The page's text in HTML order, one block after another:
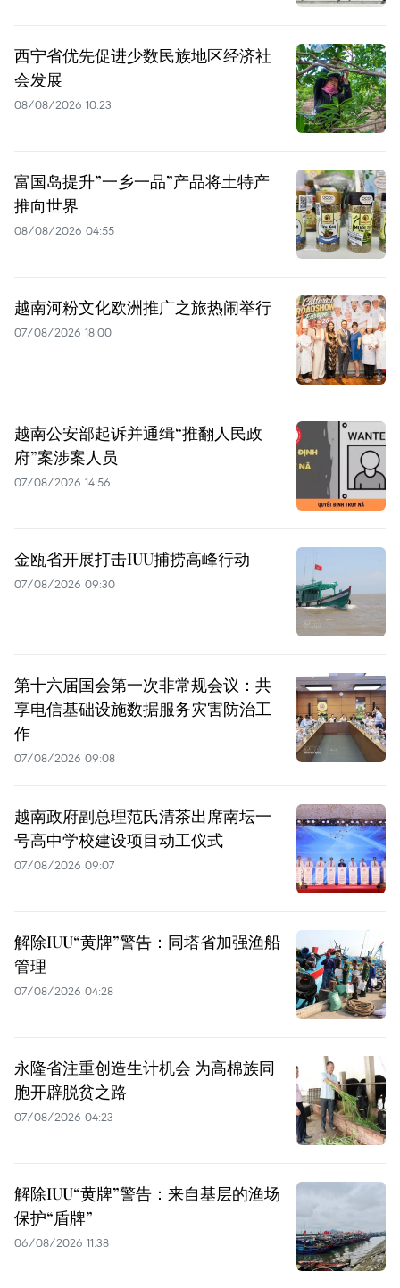
西宁省优先促进少数民族地区经济社
会发展
08/08/2026 10:23
富国岛提升”一乡一品”产品将土特产
推向世界
08/08/2026 04:55
越南河粉文化欧洲推广之旅热闹举行
07/08/2026 18:00
越南公安部起诉并通缉“推翻人民政
府”案涉案人员
07/08/2026 14:56
金瓯省开展打击IUU捕捞高峰行动
07/08/2026 09:30
第十六届国会第一次非常规会议：共
享电信基础设施数据服务灾害防治工
作
07/08/2026 09:08
越南政府副总理范氏清茶出席南坛一
号高中学校建设项目动工仪式
07/08/2026 09:07
解除IUU“黄牌”警告：同塔省加强渔船
管理
07/08/2026 04:28
永隆省注重创造生计机会 为高棉族同
胞开辟脱贫之路
07/08/2026 04:23
解除IUU“黄牌”警告：来自基层的渔场
保护“盾牌”
06/08/2026 11:38